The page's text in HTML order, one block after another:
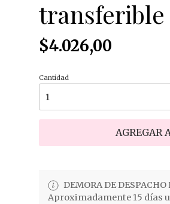
transferible
$4.026,00
Cantidad
AGREGAR
DEMORA DE DESPACHO
Aproximadamente 15 días